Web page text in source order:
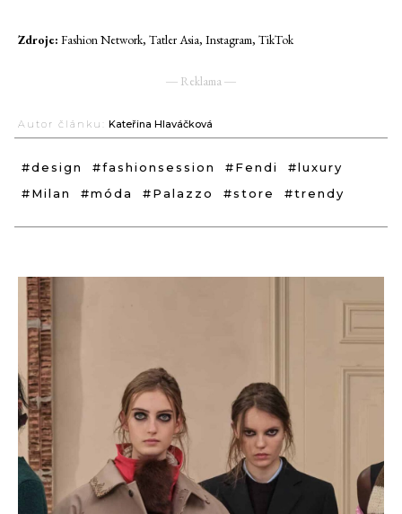
Zdroje: Fashion Network, Tatler Asia, Instagram, TikTok
― Reklama ―
Autor článku: Kateřina Hlaváčková
#design #fashionsession #Fendi
#luxury
#Milan
#móda #Palazzo #store #trendy